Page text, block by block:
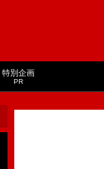
特別企画
PR